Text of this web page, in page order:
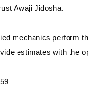
Awaji Jidosha.
mechanics perform
estimates with the